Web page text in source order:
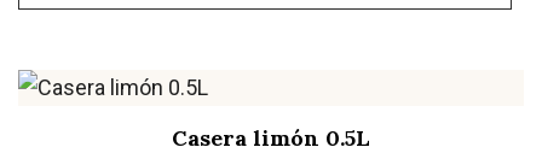
Casera limón 0.5L